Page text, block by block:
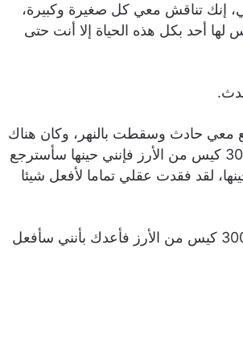
إنك تناقش معي كل صغيرة وكبيرة،
لها أحد بكل هذه الحياة إلا أنت حتى
معي حادث وسقطت بالنهر، وكان هناك
رجل عجوز فأنقذني، وعندما علم بأنني أعمى أخبرني بأنني إذا قدمت 300 كيس من الأرز فإنني حينها سأسترجع
لقد فقدت عقلي تماما لأفعل شيئا
تشانج: “لا تندم يا أبي على ما فعلت، وإن كنت ستستعيد بصرك مقابل 300 كيس من الأرز فأعدك بأنني سأفعل